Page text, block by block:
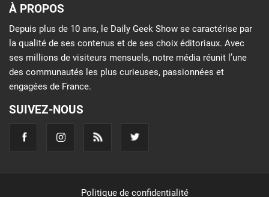
À PROPOS
Depuis plus de 10 ans, le Daily Geek Show se caractérise par
la qualité de ses contenus et de ses choix éditoriaux. Avec
ses millions de visiteurs mensuels, notre média réunit l’une
des communautés les plus curieuses, passionnées et
engagées de France.
SUIVEZ-NOUS
Politique de confidentialité